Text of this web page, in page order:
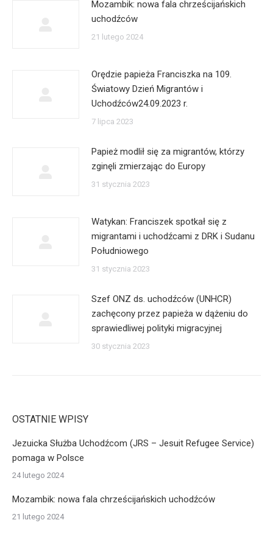
Mozambik: nowa fala chrześcijańskich
uchodźców
21 lutego 2024
Orędzie papieża Franciszka na 109.
Światowy Dzień Migrantów i
Uchodźców24.09.2023 r.
7 lipca 2023
Papież modlił się za migrantów, którzy
zginęli zmierzając do Europy
31 stycznia 2023
Watykan: Franciszek spotkał się z
migrantami i uchodźcami z DRK i Sudanu
Południowego
31 stycznia 2023
Szef ONZ ds. uchodźców (UNHCR)
zachęcony przez papieża w dążeniu do
sprawiedliwej polityki migracyjnej
30 stycznia 2023
OSTATNIE WPISY
Jezuicka Służba Uchodźcom (JRS – Jesuit Refugee Service)
pomaga w Polsce
24 lutego 2024
Mozambik: nowa fala chrześcijańskich uchodźców
21 lutego 2024